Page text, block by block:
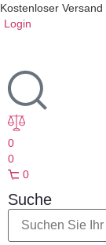
Kostenloser
Login
0
0
0
Suche